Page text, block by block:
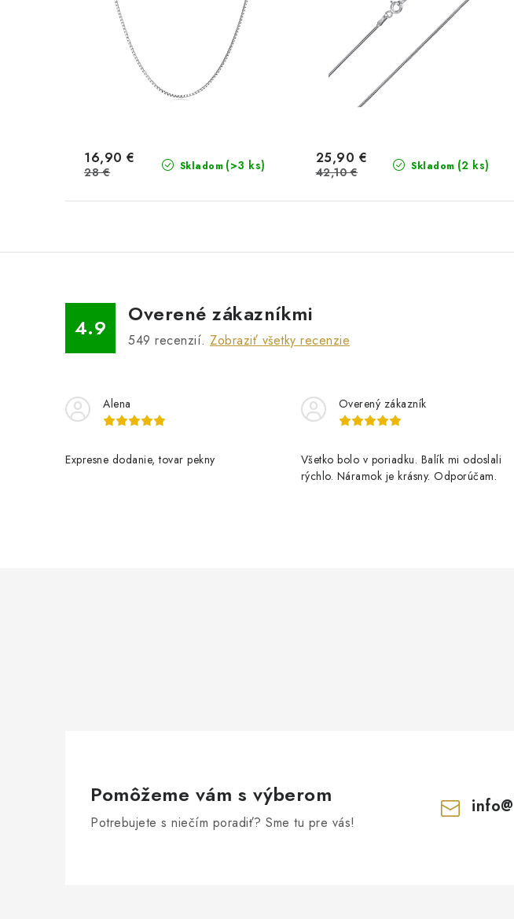
Skladom (>3 ks)
16,90 €
28 € Skladom (2 ks)
25,90 €
42,10 €
4.9
Overené zákazníkmi
549 recenzií. Zobraziť všetky recenzie
Alena
Expresne dodanie, tovar pekny
Overený zákazník
Všetko bolo v poriadku. Balík mi odoslali
rýchlo. Náramok je krásny. Odporúčam.
Pomôžeme vám s výberom
Potrebujete s niečím poradiť? Sme tu pre vás!
info@